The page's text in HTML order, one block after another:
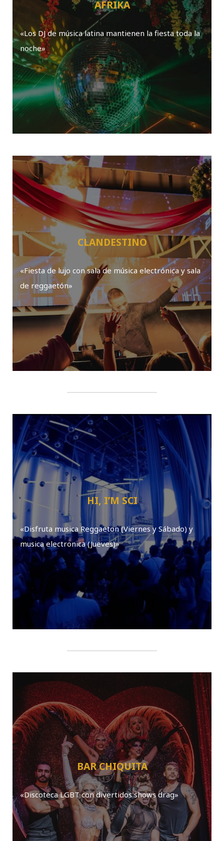
AFRIKA
«Los DJ de música latina mantienen la fiesta toda la
noche»
CLANDESTINO
«Fiesta de lujo con sala de música electrónica y sala
de reggaetón»
HI, I’M SCI
«Disfruta musica Reggaeton (Viernes y Sábado) y
musica electronica (Jueves)»
BAR CHIQUITA
«Discoteca LGBT con divertidos shows drag»